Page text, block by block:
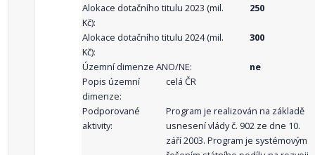
Alokace dotačního titulu 2023 (mil.
Kč):
250
Alokace dotačního titulu 2024 (mil.
Kč):
300
Územní dimenze ANO/NE:
ne
Popis územní
dimenze:
celá ČR
Podporované
aktivity:
Program je realizován na základě
usnesení vlády č. 902 ze dne 10.
září 2003. Program je systémovým